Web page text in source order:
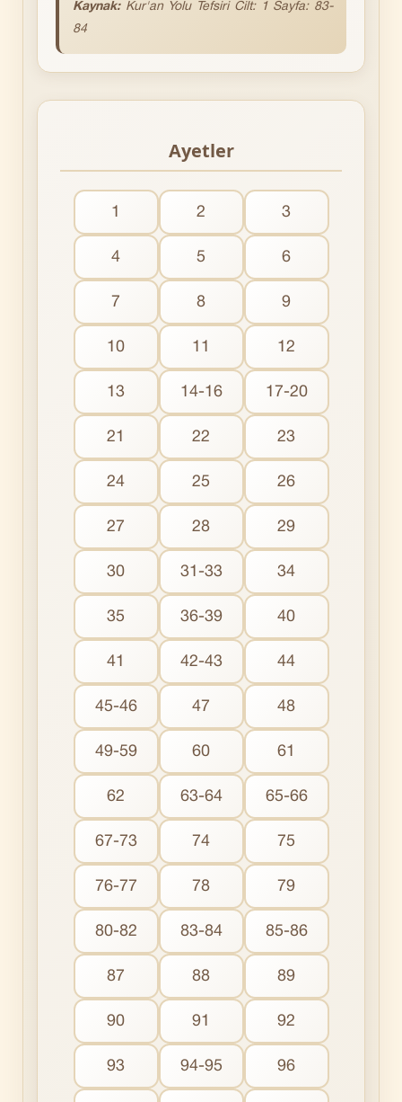
Kaynak: Kur'an Yolu Tefsiri Cilt: 1 Sayfa: 83-
84
Ayetler
1 2 3
4 5 6
7 8 9
10 11 12
13 14-16 17-20
21 22 23
24 25 26
27 28 29
30 31-33 34
35 36-39 40
41 42-43 44
45-46 47 48
49-59 60 61
62 63-64 65-66
67-73 74 75
76-77 78 79
80-82 83-84 85-86
87 88 89
90 91 92
93 94-95 96